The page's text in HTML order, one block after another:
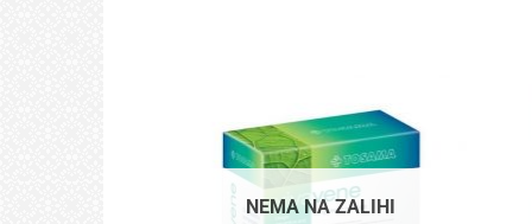
NEMA NA ZALIHI